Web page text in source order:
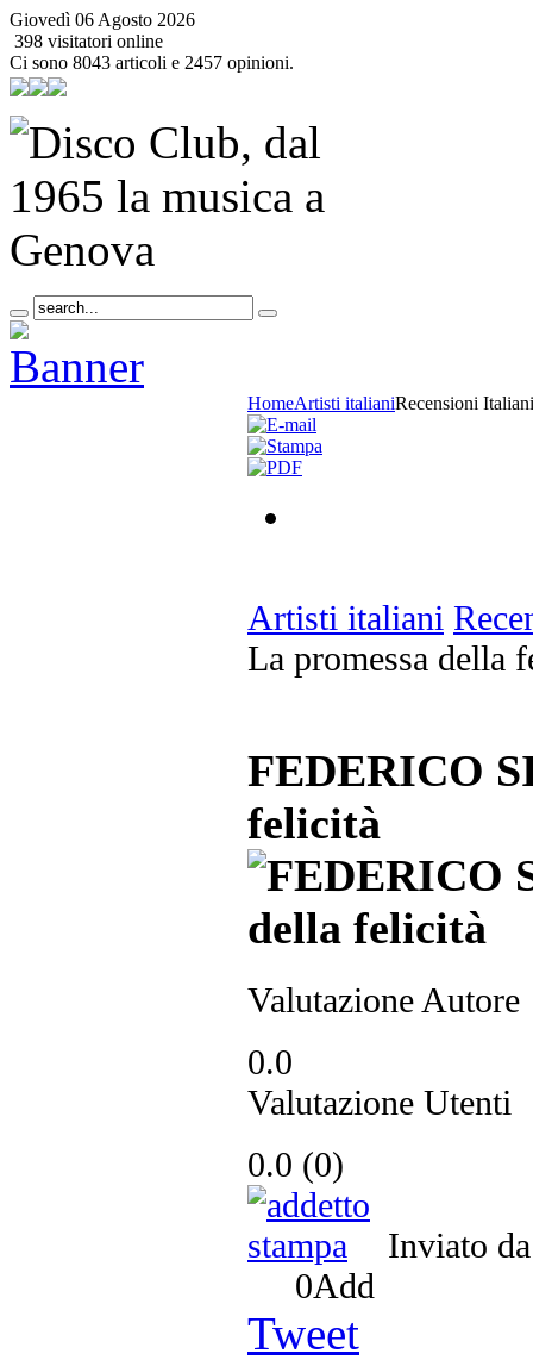
Giovedì 06 Agosto 2026
398 visitatori online
Ci sono 8043 articoli e 2457 opinioni.
HomeArtisti italianiRecensioni Italiani
Artisti italiani
La promessa della
FEDERICO
felicità
Valutazione Autore
0.0
Valutazione Utenti
0.0 (0)
Inviato
0Add
Tweet